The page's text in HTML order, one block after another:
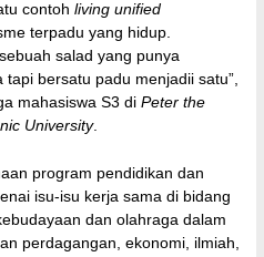
contohliving unified
terpadu yang hidup.
salad yang punya
bersatu padu menjadii satu”,
mahasiswa S3 diPeter the
University.
program pendidikan dan
isu-isu kerja sama di bidang
dan olahraga dalam
perdagangan, ekonomi, ilmiah,